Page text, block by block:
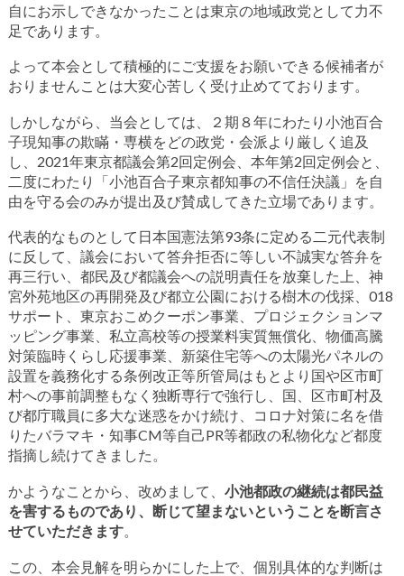
自にお示しできなかったことは東京の地域政党として力不
足であります。
よって本会として積極的にご支援をお願いできる候補者が
おりませんことは大変心苦しく受け止めてております。
しかしながら、当会としては、２期８年にわたり小池百合
子現知事の欺瞞・専横をどの政党・会派より厳しく追及
し、2021年東京都議会第2回定例会、本年第2回定例会と、
二度にわたり「小池百合子東京都知事の不信任決議」を自
由を守る会のみが提出及び賛成してきた立場であります。
代表的なものとして日本国憲法第93条に定める二元代表制
に反して、議会において答弁拒否に等しい不誠実な答弁を
再三行い、都民及び都議会への説明責任を放棄した上、神
宮外苑地区の再開発及び都立公園における樹木の伐採、018
サポート、東京おこめクーポン事業、プロジェクションマ
ッピング事業、私立高校等の授業料実質無償化、物価高騰
対策臨時くらし応援事業、新築住宅等への太陽光パネルの
設置を義務化する条例改正等所管局はもとより国や区市町
村への事前調整もなく独断専行で強行し、国、区市町村及
び都庁職員に多大な迷惑をかけ続け、コロナ対策に名を借
りたバラマキ・知事CM等自己PR等都政の私物化など都度
指摘し続けてきました。
かようなことから、改めまして、 小池都政の継続は都民益
を害するものであり、断じて望まないということを断言さ
せていただきます。
この、本会見解を明らかにした上で、個別具体的な判断は